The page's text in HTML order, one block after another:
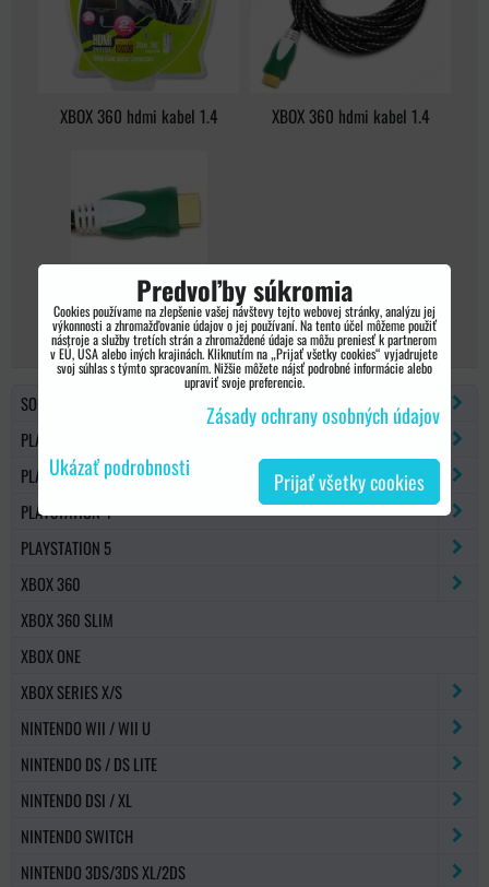
XBOX 360 hdmi kabel 1.4 XBOX 360 hdmi kabel 1.4
XBOX 360 hdmi kabel 1.4
SONY PSP
PLAYSTATION 2
PLAYSTATION 3
PLAYSTATION 4
PLAYSTATION 5
XBOX 360
XBOX 360 SLIM
XBOX ONE
XBOX SERIES X/S
NINTENDO WII / WII U
NINTENDO DS / DS LITE
NINTENDO DSI / XL
NINTENDO SWITCH
NINTENDO 3DS/3DS XL/2DS
Predvoľby súkromia
Cookies používame na zlepšenie vašej návštevy tejto webovej stránky, analýzu jej
výkonnosti a zhromažďovanie údajov o jej používaní. Na tento účel môžeme použiť
nástroje a služby tretích strán a zhromaždené údaje sa môžu preniesť k partnerom
v EÚ, USA alebo iných krajinách. Kliknutím na „Prijať všetky cookies“ vyjadrujete
svoj súhlas s týmto spracovaním. Nižšie môžete nájsť podrobné informácie alebo
upraviť svoje preferencie.
Zásady ochrany osobných údajov
Ukázať podrobnosti
Prijať všetky cookies